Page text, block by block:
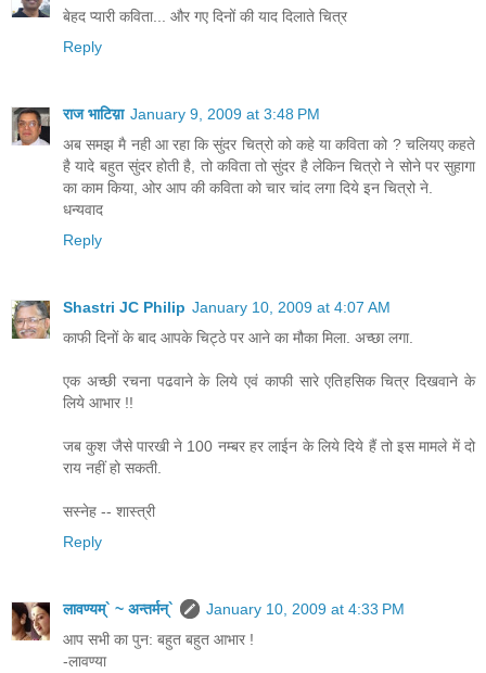
बेहद प्यारी कविता... और गए दिनों की याद दिलाते चित्र
Reply
राज भाटिय़ा January 9, 2009 at 3:48 PM
अब समझ मै नही आ रहा कि सुंदर चित्रो को कहे या कविता को ? चलियए कहते
है यादे बहुत सुंदर होती है, तो कविता तो सुंदर है लेकिन चित्रो ने सोने पर सुहागा
का काम किया, ओर आप की कविता को चार चांद लगा दिये इन चित्रो ने.
धन्यवाद
Reply
Shastri JC Philip January 10, 2009 at 4:07 AM
काफी दिनों के बाद आपके चिट्ठे पर आने का मौका मिला. अच्छा लगा.
एक अच्छी रचना पढवाने के लिये एवं काफी सारे एतिहसिक चित्र दिखवाने के
लिये आभार !!
जब कुश जैसे पारखी ने 100 नम्बर हर लाईन के लिये दिये हैं तो इस मामले में दो
राय नहीं हो सकती.
सस्नेह -- शास्त्री
Reply
लावण्यम्` ~ अन्तर्मन्`
January 10, 2009 at 4:33 PM
आप सभी का पुन: बहुत बहुत आभार !
-लावण्या